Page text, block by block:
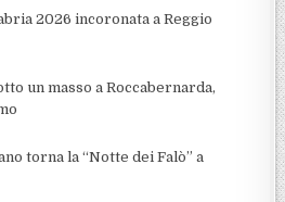
2026 incoronata a Reggio
un masso a Roccabernarda,
torna la “Notte dei Falò” a